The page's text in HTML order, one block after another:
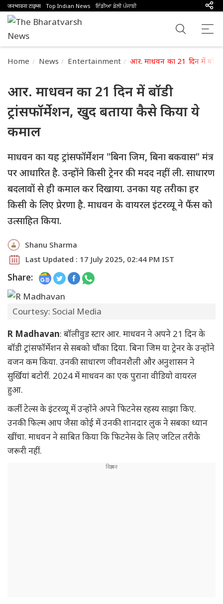
जनभावना टाइम्स Top Indian News ਇੰਡੀਆ ਡੇਲੀ ਪੰਜਾਬੀ
Home News Entertainment आर. माधवन का 21 दिन में बॉडी
आर. माधवन का 21 दिन में बॉडी
ट्रांसफॉर्मेशन, खुद बताया कैसे किया ये
कमाल
माधवन का यह ट्रांसफॉर्मेशन "बिना जिम, बिना बकवास" मंत्र
पर आधारित है. उन्होंने किसी ट्रेनर की मदद नहीं ली. साधारण
बदलावों से ही कमाल कर दिखाया. उनका यह तरीका हर
किसी के लिए प्रेरणा है. माधवन के वायरल इंटरव्यू ने फैंस को
उत्साहित किया.
Shanu Sharma
Last Updated : 17 July 2025, 02:44 PM IST
Share:
Courtesy: Social Media
R Madhavan: बॉलीवुड स्टार आर. माधवन ने अपने 21 दिन के
बॉडी ट्रांसफॉर्मेशन से सबको चौंका दिया. बिना जिम या ट्रेनर के उन्होंने
वजन कम किया. उनकी साधारण जीवनशैली और अनुशासन ने
सुर्खियां बटोरीं. 2024 में माधवन का एक पुराना वीडियो वायरल
हुआ.
कर्ली टेल्स के इंटरव्यू में उन्होंने अपने फिटनेस रहस्य साझा किए.
उनकी फिल्म आप जैसा कोई में उनकी शानदार लुक ने सबका ध्यान
खींचा. माधवन ने साबित किया कि फिटनेस के लिए जटिल तरीके
जरूरी नहीं.